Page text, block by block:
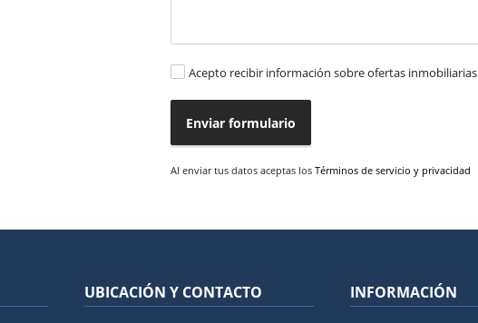
Acepto recibir información sobre ofertas inmobiliarias
Enviar formulario
Al enviar tus datos aceptas los Términos de servicio y privacidad
UBICACIÓN Y CONTACTO INFORMACIÓN